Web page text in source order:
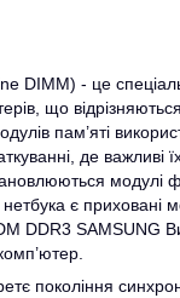
DIMM) - це
що
пам’яті
де важливі
модулі
є приховані
DDR3 SAMSUNG
покоління